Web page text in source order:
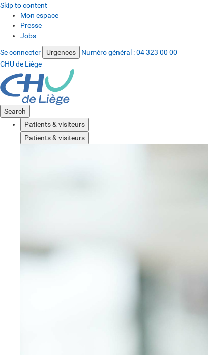
Skip to content
Mon espace
Presse
Jobs
Se connecter Urgences Numéro général :04 323 00 00
CHU de Liège
Search
Patients & visiteurs
Patients & visiteurs